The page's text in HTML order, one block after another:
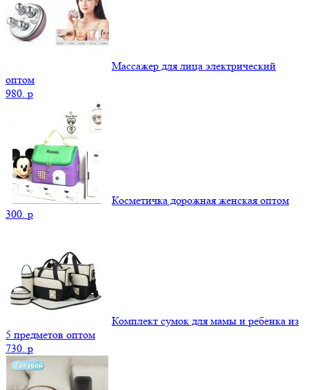
Массажер для лица электрический
оптом
980. p
Косметичка дорожная женская оптом
300. p
Комплект сумок для мамы и ребенка из
5 предметов оптом
730. p